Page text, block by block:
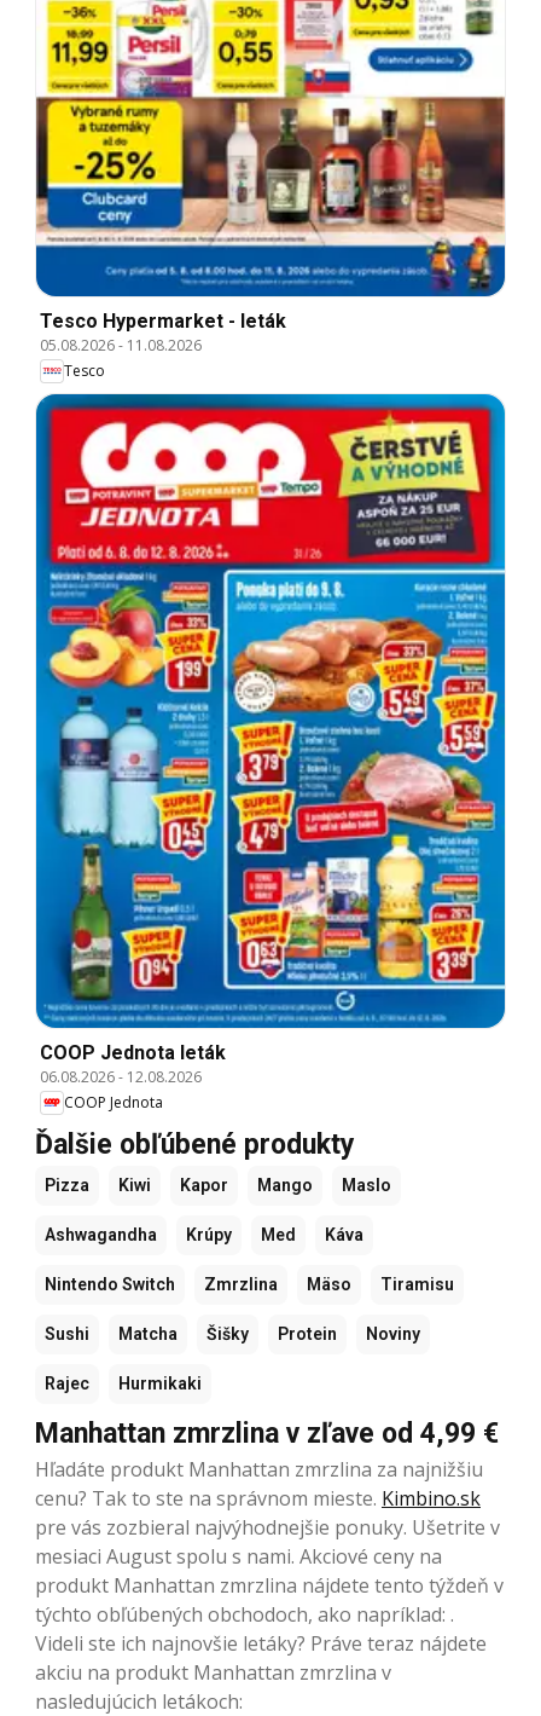
Tesco Hypermarket - leták
05.08.2026- 11.08.2026
Tesco
COOP Jednota leták
06.08.2026- 12.08.2026
COOP Jednota
Ďalšie obľúbené produkty
Pizza Kiwi Kapor Mango Maslo
Ashwagandha Krúpy Med Káva
Nintendo Switch Zmrzlina Mäso Tiramisu
Sushi Matcha Šišky Protein Noviny
Rajec Hurmikaki
Manhattan zmrzlina v zľave od 4,99 €
Hľadáte produkt Manhattan zmrzlina za najnižšiu
cenu? Tak to ste na správnom mieste. Kimbino.sk
pre vás zozbieral najvýhodnejšie ponuky. Ušetrite v
mesiaci August spolu s nami. Akciové ceny na
produkt Manhattan zmrzlina nájdete tento týždeň v
týchto obľúbených obchodoch, ako napríklad: .
Videli ste ich najnovšie letáky? Práve teraz nájdete
akciu na produkt Manhattan zmrzlina v
nasledujúcich letákoch: